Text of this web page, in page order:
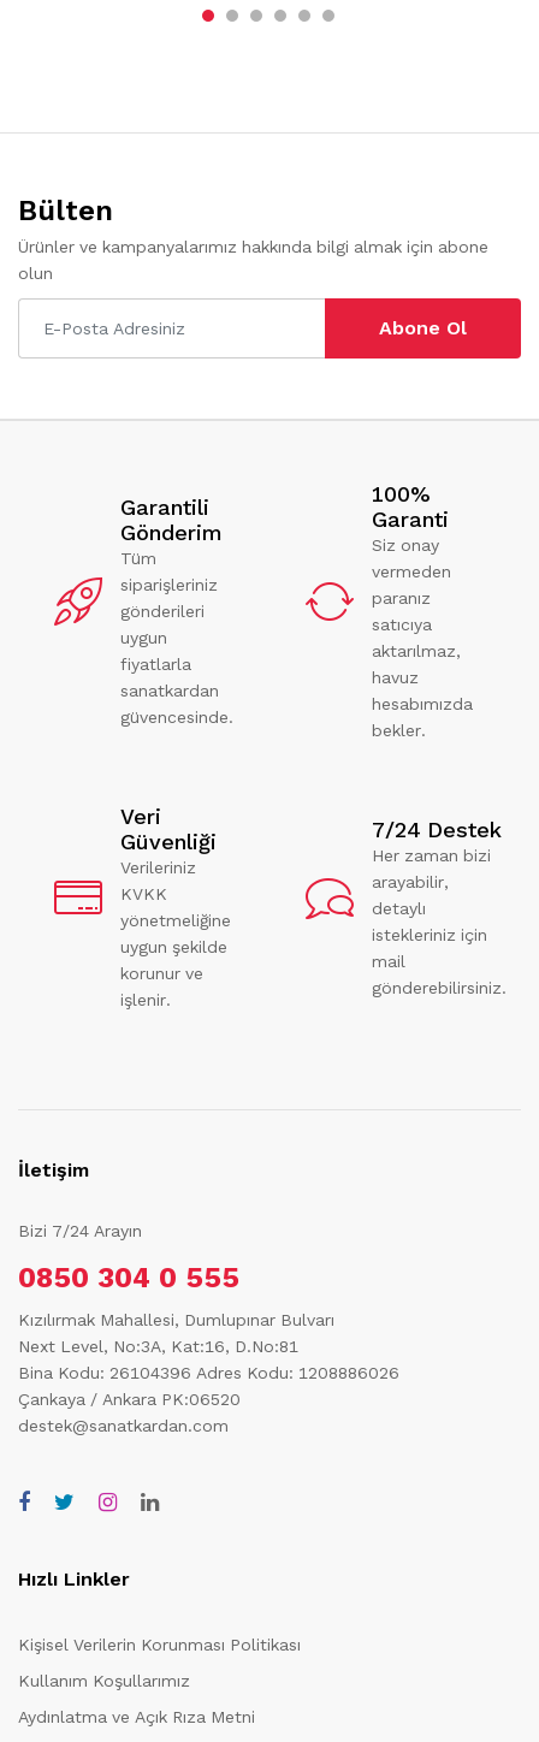
Bülten
Ürünler ve kampanyalarımız hakkında bilgi almak için abone
olun
Abone Ol
Garantili
Gönderim
Tüm
siparişleriniz
gönderileri
uygun
fiyatlarla
sanatkardan
güvencesinde.
100%
Garanti
Siz onay
vermeden
paranız
satıcıya
aktarılmaz,
havuz
hesabımızda
bekler.
Veri
Güvenliği
Verileriniz
KVKK
yönetmeliğine
uygun şekilde
korunur ve
işlenir.
7/24 Destek
Her zaman bizi
arayabilir,
detaylı
istekleriniz için
mail
gönderebilirsiniz.
İletişim
Bizi 7/24 Arayın
0850 304 0 555
Kızılırmak Mahallesi, Dumlupınar Bulvarı
Next Level, No:3A, Kat:16, D.No:81
Bina Kodu: 26104396 Adres Kodu: 1208886026
Çankaya / Ankara PK:06520
destek@sanatkardan.com
Hızlı Linkler
Kişisel Verilerin Korunması Politikası
Kullanım Koşullarımız
Aydınlatma ve Açık Rıza Metni